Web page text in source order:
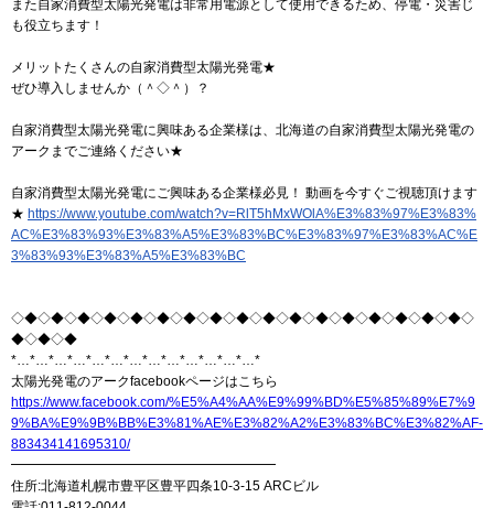
また自家消費型太陽光発電は非常用電源として使用できるため、停電・災害じ
も役立ちます！
メリットたくさんの自家消費型太陽光発電★
ぜひ導入しませんか（＾◇＾）？
自家消費型太陽光発電に興味ある企業様は、北海道の自家消費型太陽光発電の
アークまでご連絡ください★
自家消費型太陽光発電にご興味ある企業様必見！ 動画を今すぐご視聴頂けます
★ https://www.youtube.com/watch?v=RlT5hMxWOlA%E3%83%97%E3%83%
AC%E3%83%93%E3%83%A5%E3%83%BC%E3%83%97%E3%83%AC%E
3%83%93%E3%83%A5%E3%83%BC
◇◆◇◆◇◆◇◆◇◆◇◆◇◆◇◆◇◆◇◆◇◆◇◆◇◆◇◆◇◆◇◆◇◆◇
◆◇◆◇◆
*…*…*…*…*…*…*…*…*…*…*…*…*…*
太陽光発電のアークfacebookページはこちら
https://www.facebook.com/%E5%A4%AA%E9%99%BD%E5%85%89%E7%9
9%BA%E9%9B%BB%E3%81%AE%E3%82%A2%E3%83%BC%E3%82%AF-
883434141695310/
━━━━━━━━━━━━━━━━━━━━
住所:北海道札幌市豊平区豊平四条10-3-15 ARCビル